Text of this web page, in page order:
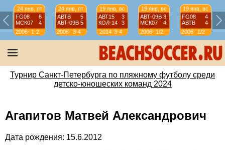
24 янв, пт
FG08
6
МСК07
4
2006-
07
1-2
24 янв, пт
АВТВ
5
АВТ-09B 5
2006-
07
3-4
19 янв, вс
АВТ15
3
КОЛ-14
3
2014 3-4
19 янв, вс
АВТ-09B 3
МСК07
4
2006-
07
1/2
19 янв, вс
FG08
4
АВТВ
4
2006-
07
1/2
Турнир Санкт-Петербурга по пляжному футболу среди
детско-юношеских команд 2024
Агапитов Матвей Александрович
Дата рождения: 15.6.2012